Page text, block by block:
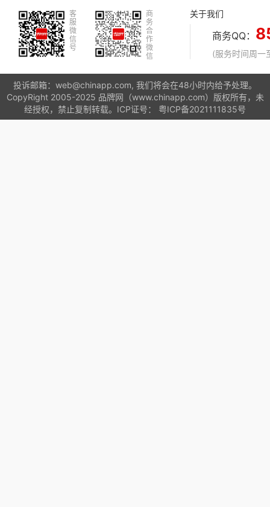
客
服
微
信
号
商
务
合
作
微
信
关于我们
商务QQ：
(服务时间周
投诉邮箱：web@chinapp.com, 我们将会在48小时内给予处理。
CopyRight 2005-2025 品牌网（www.chinapp.com）版权所有，未
经授权，禁止复制转载。ICP证号： 粤ICP备2021111835号